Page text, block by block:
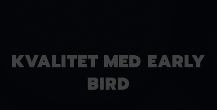
KVALITET MED EARLY
BIRD